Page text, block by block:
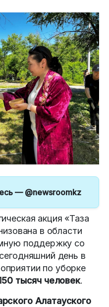
— @newsroomkz
акция «Таза
в области
поддержку со
день в
по уборке
тысяч человек.
Алатауского